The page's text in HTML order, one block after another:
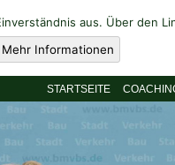
STARTSEITE
aus. Über den
Mehr Informationen